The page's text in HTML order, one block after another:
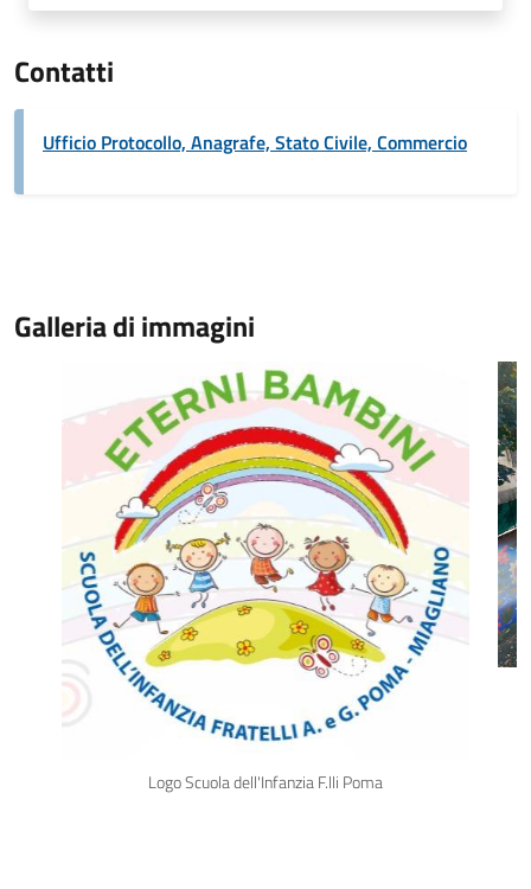
Contatti
Ufficio Protocollo, Anagrafe, Stato Civile, Commercio
Galleria di immagini
Logo Scuola dell'Infanzia F.lli Poma